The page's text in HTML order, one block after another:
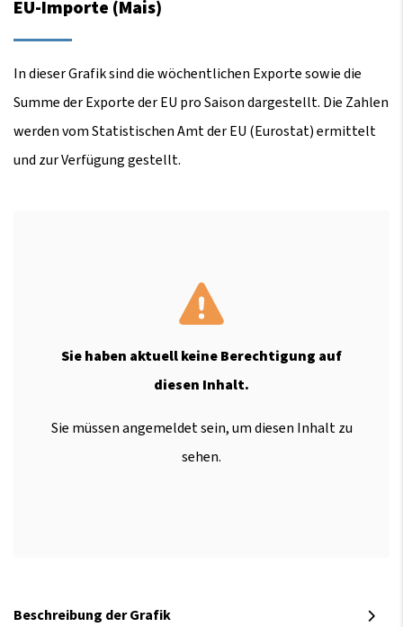
EU-Importe (Mais)
In dieser Grafik sind die wöchentlichen Exporte sowie die
Summe der Exporte der EU pro Saison dargestellt. Die Zahlen
werden vom Statistischen Amt der EU (Eurostat) ermittelt
und zur Verfügung gestellt.
Sie haben aktuell keine Berechtigung auf
diesen Inhalt.
Sie müssen angemeldet sein, um diesen Inhalt zu
sehen.
Beschreibung der Grafik